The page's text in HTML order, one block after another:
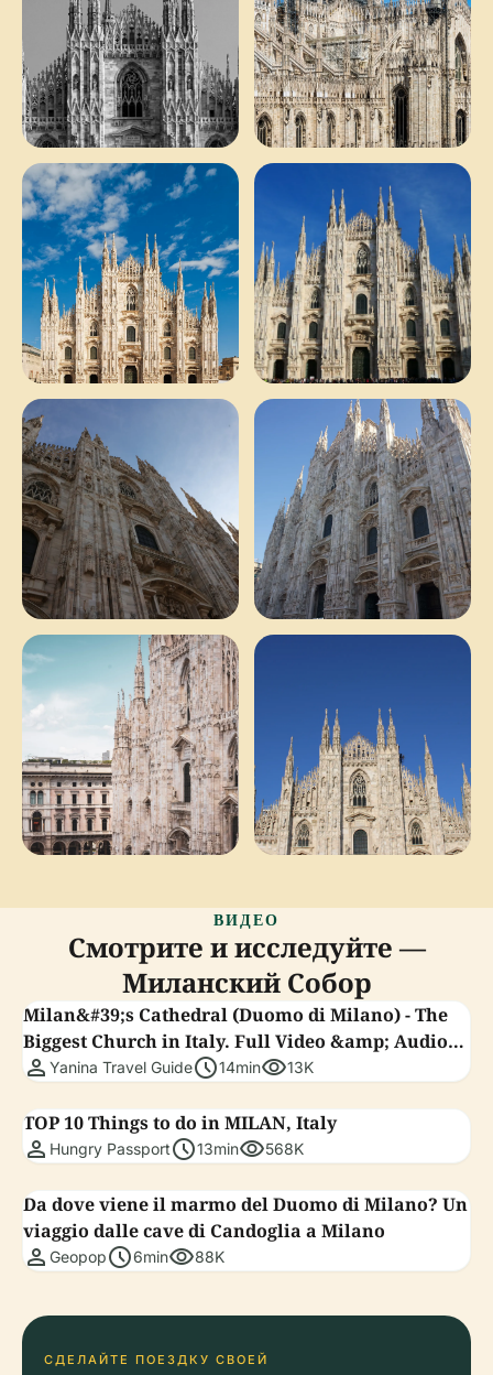
ВИДЕО
Смотрите и исследуйте —
Миланский Собор
Milan&#39;s Cathedral (Duomo di Milano) - The
Biggest Church in Italy. Full Video &amp; Audio
Guide
person Yanina Travel Guideschedule14minvisibility13K
TOP 10 Things to do in MILAN, Italy
person Hungry Passportschedule13minvisibility568K
Da dove viene il marmo del Duomo di Milano? Un
viaggio dalle cave di Candoglia a Milano
person Geopopschedule6minvisibility88K
СДЕЛАЙТЕ ПОЕЗДКУ СВОЕЙ